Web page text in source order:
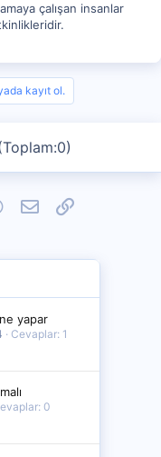
çalışan insanlar
kayıt ol.
WhatsApp
E-postaLink
yapar
Cevaplar: 1
0